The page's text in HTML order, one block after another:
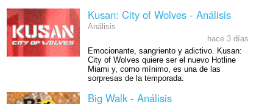
Kusan: City of Wolves - Análisis
Análisis
hace 3 días
Emocionante, sangriento y adictivo. Kusan:
City of Wolves quiere ser el nuevo Hotline
Miami y, como mínimo, es una de las
sorpresas de la temporada.
Big Walk - Análisis